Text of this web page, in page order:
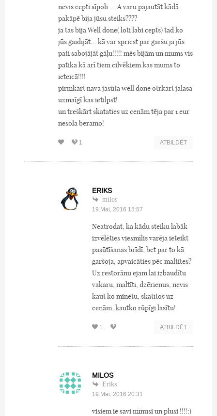
nevis cepti sīpoli.... A varu pajautāt kādā
pakāpē bija jūsu steiks????
ja tas bija Well done( loti labi cepts) tad ko
jūs gaidijāt... kā var spriest par garšu ja jūs
pati sabojājāt gāļu!!!!! mēs bijām un mums vis
patika kā arī tiem cilvēkiem kas mums to
ieteicā!!!!
pirmkārt nava jāsūta well done otrkārt jalasa
uzmaīgī kas ietilpst!
un treškārt skataties uz cenām tēja par 1 eur
nesola beramo!
1 ATBILDĒT
ERIKS
milos
19.Mai, 2016 15:57
Neatrodat, ka kādu steiku labāk
izvēlēties viesmīlis varēja ieteikt
pasūtīšanas brīdī, bet par to kā
garšoja, apvaicāties pēc maltītes?
Uz restorānu ejam lai izbaudītu
vakaru, maltīti, dzērienus, nevis
kaut ko minētu, skatītos uz
cenām, kautko rūpīgi lasītu!
1 ATBILDĒT
MILOS
Eriks
19.Mai, 2016 20:31
visiem ie savi mīnusi un plusi !!!!:)